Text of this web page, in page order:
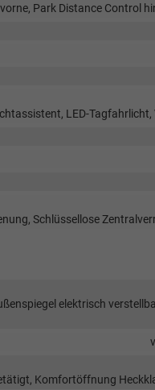
Park Distance Control
LED-
Schlüssellose
elektrisch
Komfortöffnung